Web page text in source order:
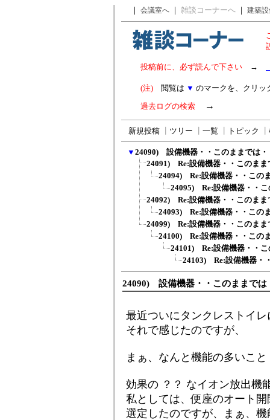
｜ 会議室へ ｜ 雑談コーナーへ ｜ 建築
投稿前に、必ず読んで下さい →
(注) 閲覧は ▼ のマークを、クリッ
過去ログの検索 →
新規投稿 ツリー 一覧 トピック
▼ 24090) 設備機器・・このままでは・
24091) Re:設備機器・・このまま
24094) Re:設備機器・・この
24095) Re:設備機器・・こ
24092) Re:設備機器・・このまま
24093) Re:設備機器・・この
24099) Re:設備機器・・このまま
24100) Re:設備機器・・この
24101) Re:設備機器・・こ
24103) Re:設備機器・
24090) 設備機器・・このままでは
最近ついにタンクレストイ
それで感じたのですが、
まぁ、なんと機能の多いこと
効果の ？？ なイオン放出機
私としては、便座のオート
選定したのですが、まぁ、